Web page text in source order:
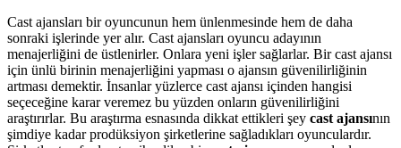
Cast ajansları bir oyuncunun hem ünlenmesinde hem de daha
sonraki işlerinde yer alır. Cast ajansları oyuncu adayının
menajerliğini de üstlenirler. Onlara yeni işler sağlarlar. Bir cast ajansı
için ünlü birinin menajerliğini yapması o ajansın güvenilirliğinin
artması demektir. İnsanlar yüzlerce cast ajansı içinden hangisi
seçeceğine karar veremez bu yüzden onların güvenilirliğini
araştırırlar. Bu araştırma esnasında dikkat ettikleri şey cast ajansının
şimdiye kadar prodüksiyon şirketlerine sağladıkları oyunculardır.